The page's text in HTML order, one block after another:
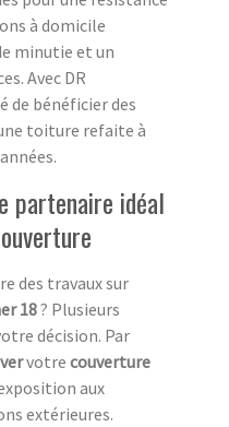
à domicile
minutie et un
Avec DR
de bénéficier des
toiture refaite à
partenaire idéal
des travaux sur
18? Plusieurs
décision. Par
votre couverture
aux
extérieures.